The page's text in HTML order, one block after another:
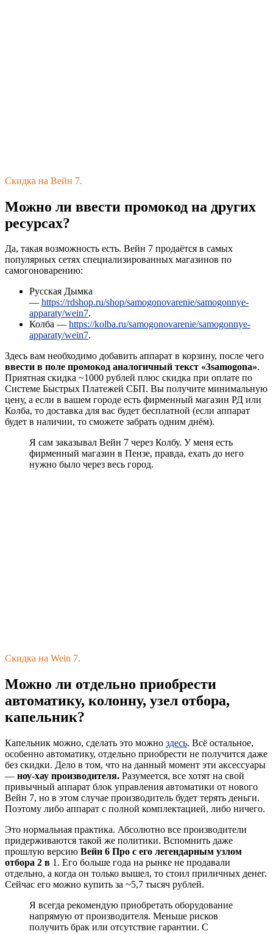
Скидка на Вейн 7.
Можно ли ввести промокод на других
ресурсах?
Да, такая возможность есть. Вейн 7 продаётся в самых
популярных сетях специализированных магазинов по
самогоноварению:
Русская Дымка
— https://rdshop.ru/shop/samogonovarenie/samogonnye-
apparaty/wein7.
Колба — https://kolba.ru/samogonovarenie/samogonnye-
apparaty/wein7.
Здесь вам необходимо добавить аппарат в корзину, после чего
ввести в поле промокод аналогичный текст «3samogona».
Приятная скидка ~1000 рублей плюс скидка при оплате по
Системе Быстрых Платежей СБП. Вы получите минимальную
цену, а если в вашем городе есть фирменный магазин РД или
Колба, то доставка для вас будет бесплатной (если аппарат
будет в наличии, то сможете забрать одним днём).
Я сам заказывал Вейн 7 через Колбу. У меня есть
фирменный магазин в Пензе, правда, ехать до него
нужно было через весь город.
Скидка на Wein 7.
Можно ли отдельно приобрести
автоматику, колонну, узел отбора,
капельник?
Капельник можно, сделать это можно здесь. Всё остальное,
особенно автоматику, отдельно приобрести не получится даже
без скидки. Дело в том, что на данный момент эти аксессуары
— ноу-хау производителя. Разумеется, все хотят на свой
привычный аппарат блок управления автоматики от нового
Вейн 7, но в этом случае производитель будет терять деньги.
Поэтому либо аппарат с полной комплектацией, либо ничего.
Это нормальная практика. Абсолютно все производители
придерживаются такой же политики. Вспомнить даже
прошлую версию Вейн 6 Про с его легендарным узлом
отбора 2 в 1. Его больше года на рынке не продавали
отдельно, а когда он только вышел, то стоил приличных денег.
Сейчас его можно купить за ~5,7 тысяч рублей.
Я всегда рекомендую приобретать оборудование
напрямую от производителя. Меньше рисков
получить брак или отсутствие гарантии. С